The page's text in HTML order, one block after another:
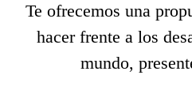
Te ofrecemos una
hacer frente a los
mundo,